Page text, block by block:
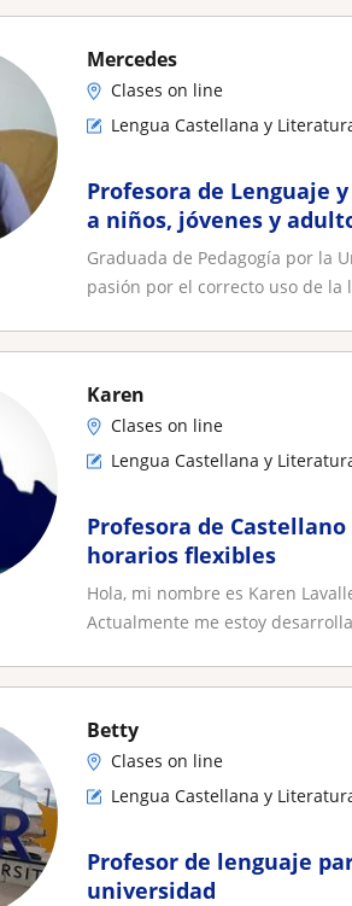
Mercedes
Clases on line
Lengua Castellana y
Profesora de Lenguaje
a niños, jóvenes y
Graduada de Pedagogía por la
pasión por el correcto uso de la
Karen
Clases on line
Lengua Castellana y
Profesora de
horarios flexibles
Hola, mi nombre es Karen
Actualmente me estoy
Betty
Clases on line
Lengua Castellana y
Profesor de lenguaje
universidad